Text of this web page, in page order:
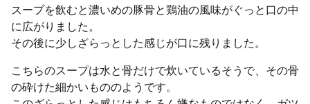
スープを飲むと濃いめの豚骨と鶏油の風味がぐっと口の中
に広がりました。
その後に少しざらっとした感じが口に残りました。
こちらのスープは水と骨だけで炊いているそうで、その骨
の砕けた細かいもののようです。